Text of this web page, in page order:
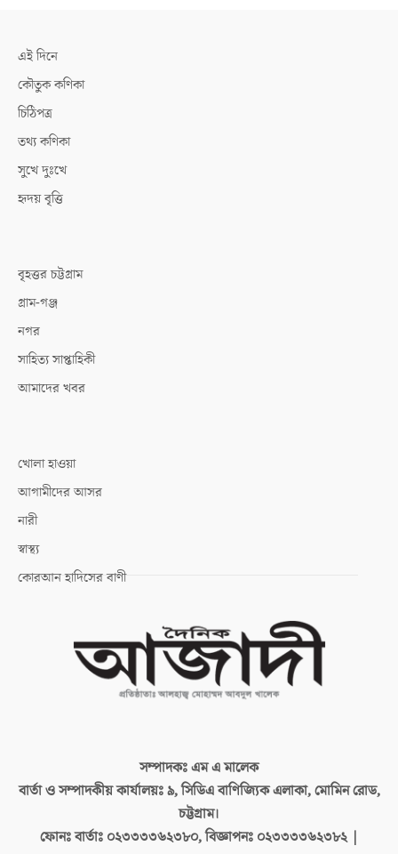
এই দিনে
কৌতুক কণিকা
চিঠিপত্র
তথ্য কণিকা
সুখে দুঃখে
হৃদয় বৃত্তি
বৃহত্তর চট্টগ্রাম
গ্রাম-গঞ্জ
নগর
সাহিত্য সাপ্তাহিকী
আমাদের খবর
খোলা হাওয়া
আগামীদের আসর
নারী
স্বাস্থ্য
কোরআন হাদিসের বাণী
সম্পাদকঃএম এ মালেক
বার্তা ও সম্পাদকীয় কার্যালয়ঃ৯, সিডিএ বাণিজ্যিক এলাকা, মোমিন রোড,
চট্টগ্রাম।
ফোনঃ বার্তাঃ ০২৩৩৩৩৬২৩৮০, বিজ্ঞাপনঃ ০২৩৩৩৩৬২৩৮২ |